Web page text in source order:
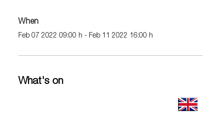
When
Feb 07 2022 09:00 h - Feb 11 2022 16:00 h
What's on